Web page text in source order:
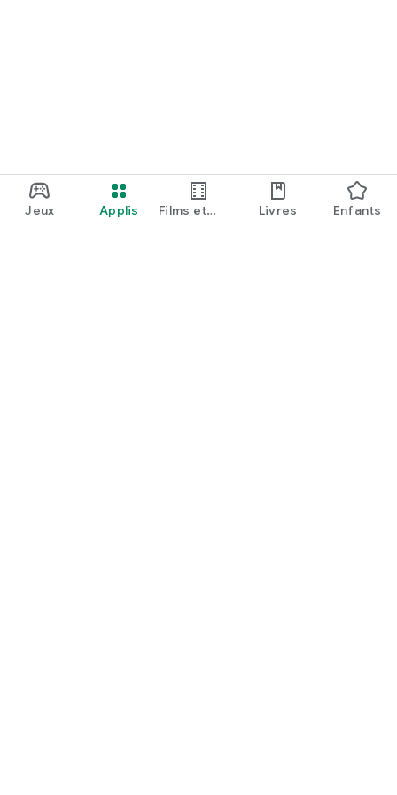
Jeux Applis
Films et
Livres Enfants